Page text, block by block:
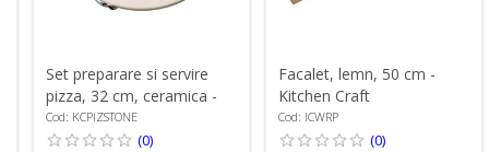
Set preparare si servire
pizza, 32 cm, ceramica -
Kitchen Craft
Cod: KCPIZSTONE
(0)
Facalet, lemn, 50 cm -
Kitchen Craft
Cod: ICWRP
(0)